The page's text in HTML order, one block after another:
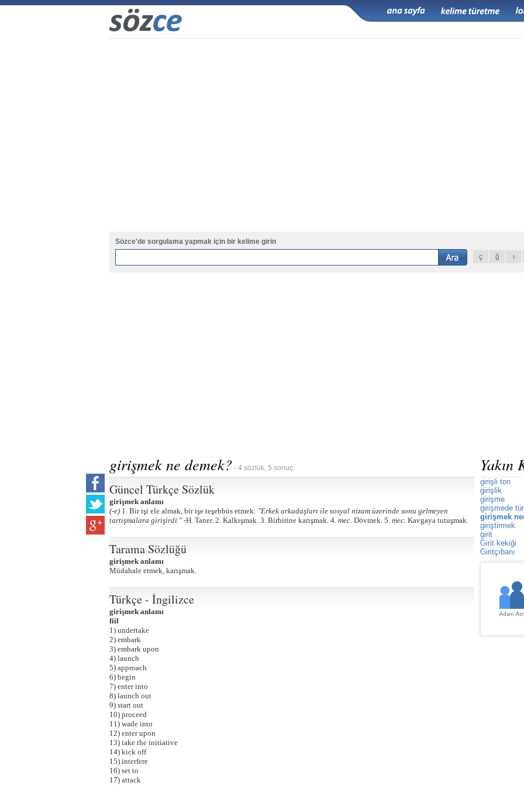
Sözce'de sorgulama yapmak için bir kelime girin
ç
ğ ı
girişmek ne demek? - 4 sözlük, 5 sonuç.
Güncel Türkçe Sözlük
girişmek anlamı
(-e) 1. Bir işi ele almak, bir işe teşebbüs etmek: "Erkek arkadaşları ile sosyal nizam üzerinde sonu gelmeyen
tartışmalara girişirdi." -H. Taner. 2. Kalkışmak. 3. Birbirine karışmak. 4. mec. Dövmek. 5. mec. Kavgaya tutuşmak.
Tarama Sözlüğü
girişmek anlamı
Müdahale etmek, karışmak.
Türkçe - İngilizce
girişmek anlamı
fiil
1) undertake
2) embark
3) embark upon
4) launch
5) approach
6) begin
7) enter into
8) launch out
9) start out
10) proceed
11) wade into
12) enter upon
13) take the initiative
14) kick off
15) interfere
16) set to
17) attack
Yakın
girişli ton
girişlik
girişme
girişmede
girişmek
giriştirmek
girit
Girit kekiği
Giritçıbanı